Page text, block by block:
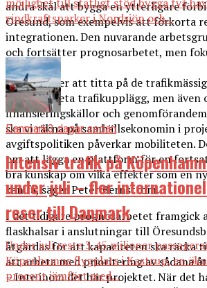
andra skäl att bygga en ytterligare
Öresund, som exempelvis att förkorta
integrationen. Den nuvarande
och fortsätter prognosarbetet, men
bredare.
– Vi kommer att titta på de
med konkreta trafikupplägg, men även
finansieringskällor och
ska vi räkna på samhällsekonomin i
avgiftspolitiken påverkar mobiliteten.
om att lägga en plattform för en
bra kunskap om vilka effekter som en
kan få, säger Peter Bernström.
I det tidigare prognosarbetet framgick
flaskhalsar i anslutningar till
åtgärdas för att kapaciteten ska räcka
att arbeta med prioritering av sådana
– Inte inom det här projektet. När det
vindkraftsparker i Nordsjön och...
Danmark3 dagar sedan
Intensiv trafik på
under juli – fler
reser till Danmark
Under juli reste 3,45 miljoner
Köpenhamns flygplats i Kastrup, en
procent jämfört med...